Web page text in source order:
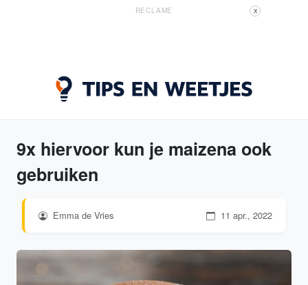
RECLAME X
9x hiervoor kun je maizena ook
gebruiken
Emma de Vries 11 apr., 2022